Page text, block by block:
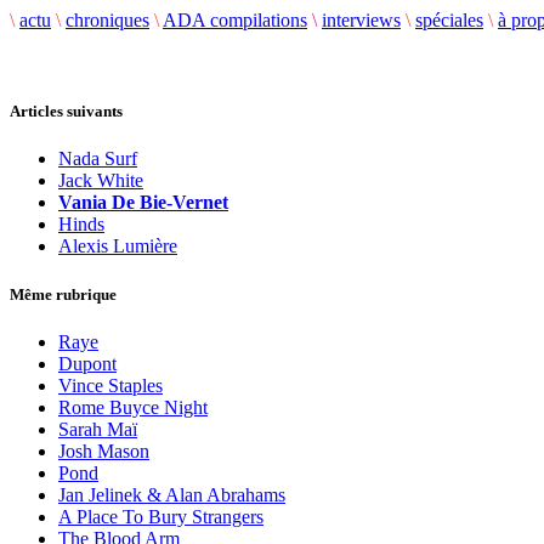
\ actu \ chroniques \ ADA compilations \ interviews \ spéciales \ à
Articles suivants
Nada Surf
Jack White
Vania De Bie-Vernet
Hinds
Alexis Lumière
Même rubrique
Raye
Dupont
Vince Staples
Rome Buyce Night
Sarah Maï
Josh Mason
Pond
Jan Jelinek & Alan Abrahams
A Place To Bury Strangers
The Blood Arm